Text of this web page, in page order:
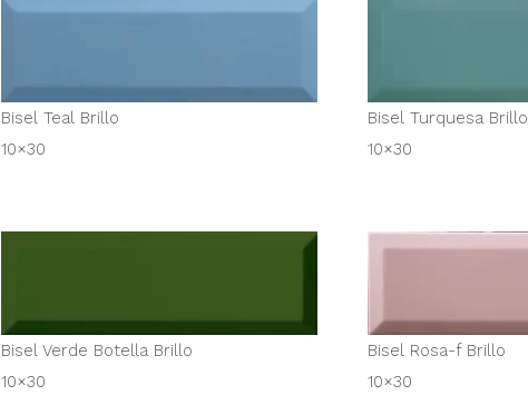
Bisel Teal Brillo
10×30
Bisel Turquesa Brillo
10×30
Bisel Verde Botella Brillo
10×30
Bisel Rosa-f Brillo
10×30